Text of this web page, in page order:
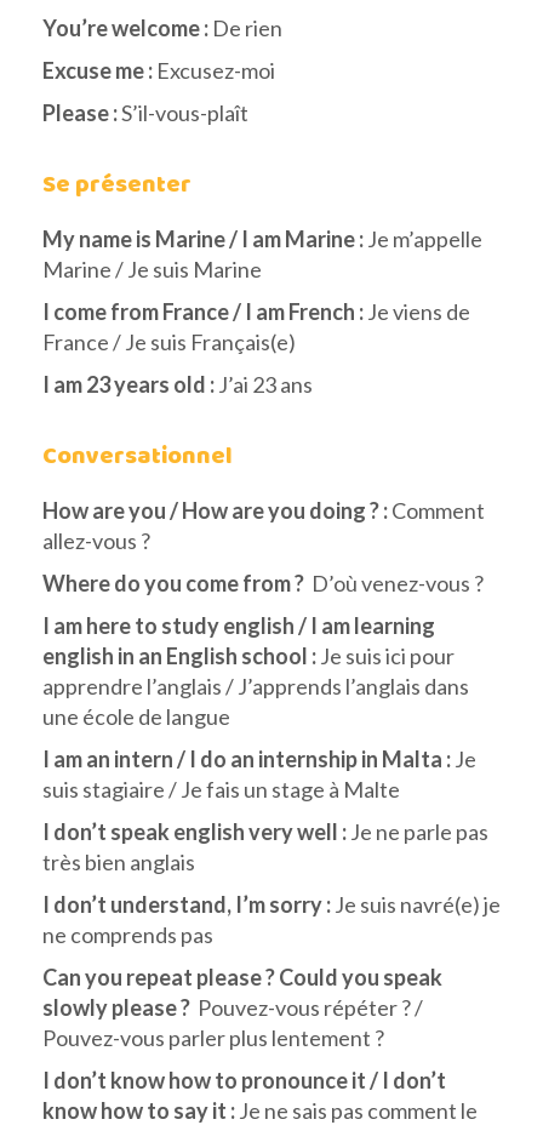
You’re welcome : De rien
Excuse me : Excusez-moi
Please :S’il-vous-plaît
Se présenter
My name is Marine / I am Marine :Je m’appelle
Marine / Je suis Marine
I come from France / I am French :Je viens de
France / Je suis Français(e)
I am 23 years old :J’ai 23 ans
Conversationnel
How are you / How are you doing ? :Comment
allez-vous ?
Where do you come from ? D’où venez-vous ?
I am here to study english / I am learning
english in an English school :Je suis ici pour
apprendre l’anglais / J’apprends l’anglais dans
une école de langue
I am an intern / I do an internship in Malta :Je
suis stagiaire / Je fais un stage à Malte
I don’t speak english very well :Je ne parle pas
très bien anglais
I don’t understand, I’m sorry :Je suis navré(e) je
ne comprends pas
Can you repeat please ? Could you speak
slowly please ? Pouvez-vous répéter ? /
Pouvez-vous parler plus lentement ?
I don’t know how to pronounce it / I don’t
know how to say it :Je ne sais pas comment le